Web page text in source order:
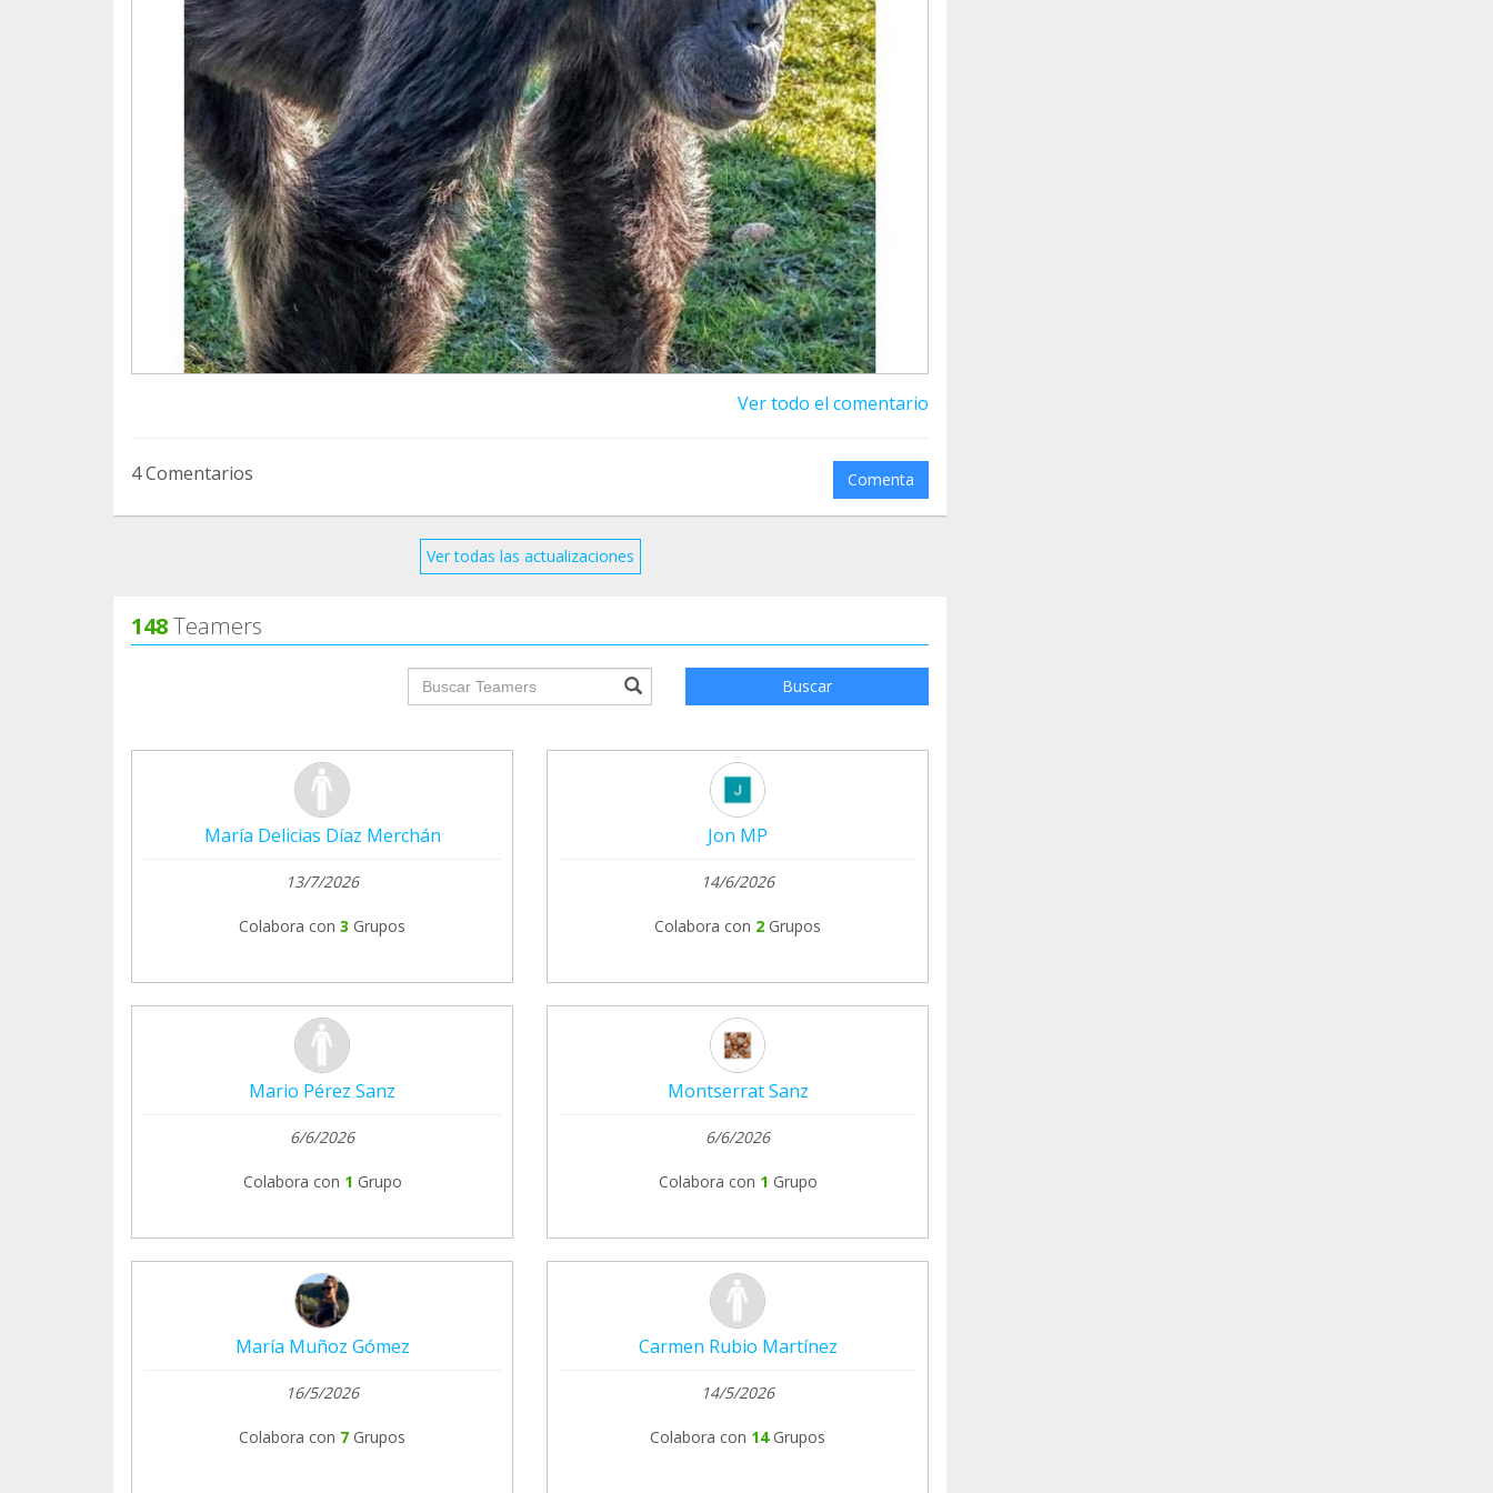
Los tres chimpancés son hoy en día un grupo tremendamente estable, viven felices y en
armonía, y es por ello que queremos daros las gracias de nuevo a todos los que hacéis que
sea posible.
Muchísimas gracias por creer en nuestro proyecto!!
Equipo RAINFER
Ver todo el comentario
4 Comentarios Comenta
Ver todas las actualizaciones
148Teamers
groupProfile.searchForm.search.text??? Buscar
María Delicias Díaz Merchán
13/7/2026
Colabora con 3 Grupos
Jon MP
14/6/2026
Colabora con 2 Grupos
Mario Pérez Sanz
6/6/2026
Colabora con 1 Grupo
Montserrat Sanz
6/6/2026
Colabora con 1 Grupo
María Muñoz Gómez
16/5/2026
Colabora con 7 Grupos
Carmen Rubio Martínez
14/5/2026
Colabora con 14 Grupos